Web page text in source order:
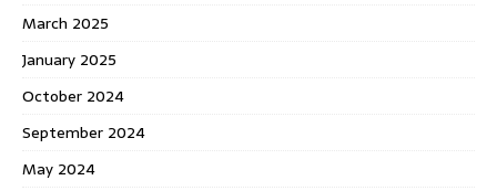
March 2025
January 2025
October 2024
September 2024
May 2024